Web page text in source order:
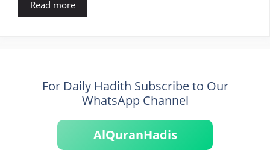
Read more
For Daily Hadith Subscribe to Our
WhatsApp Channel
AlQuranHadis